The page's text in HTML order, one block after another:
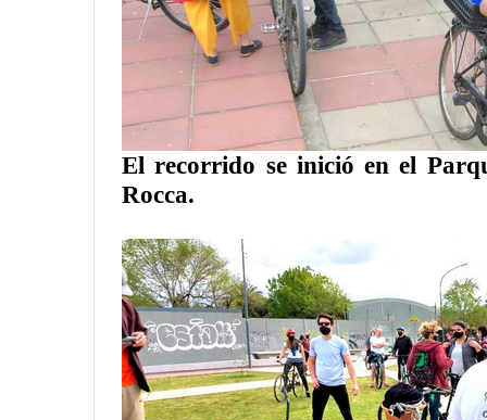
El recorrido se inició en el
Rocca.